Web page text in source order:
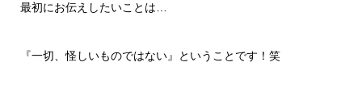
最初にお伝えしたいことは…
『一切、怪しいものではない』ということです！笑